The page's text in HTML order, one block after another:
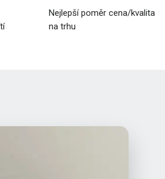
Nejlepší poměr cena/kvalita
na trhu